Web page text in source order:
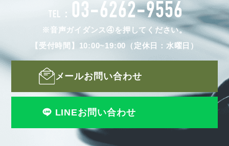
TEL： 03-6262-9556
※音声ガイダンス④を押してください。
【受付時間】10:00~19:00（定休日：水曜日）
メールお問い合わせ
LINEお問い合わせ